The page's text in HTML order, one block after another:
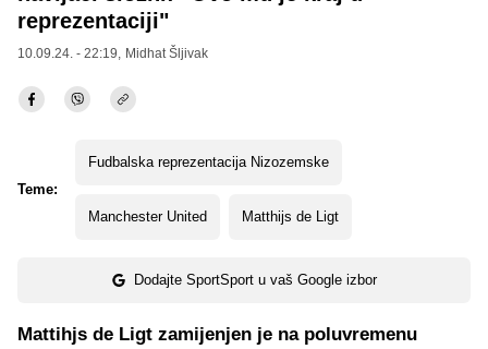
reprezentaciji"
10.09.24. - 22:19, Midhat Šljivak
Teme:
Fudbalska reprezentacija Nizozemske
Manchester United Matthijs de Ligt
Dodajte SportSport u vaš Google izbor
Mattihjs de Ligt zamijenjen je na poluvremenu